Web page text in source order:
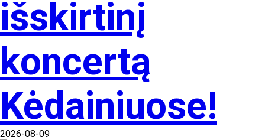
išskirtinį
koncertą
Kėdainiuose!
2026-08-09